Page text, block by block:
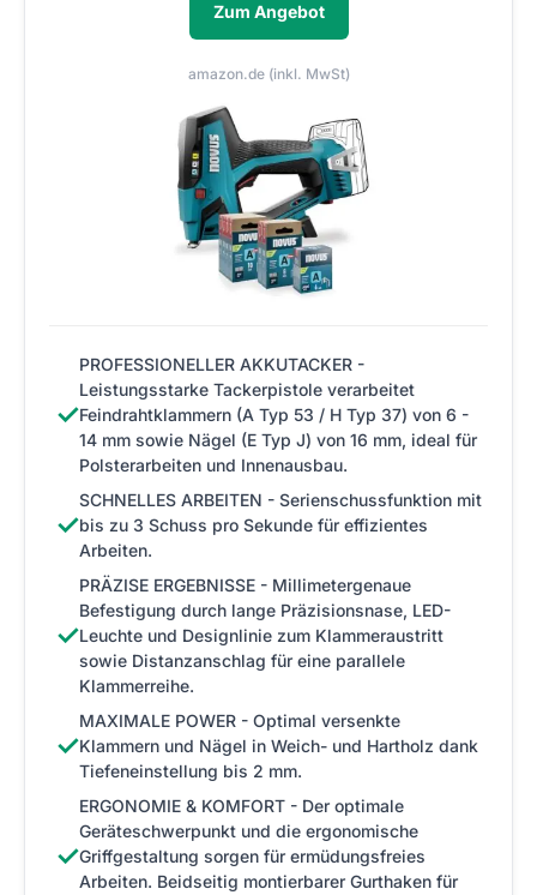
Zum Angebot
amazon.de (inkl. MwSt)
✓
PROFESSIONELLER AKKUTACKER -
Leistungsstarke Tackerpistole verarbeitet
Feindrahtklammern (A Typ 53 / H Typ 37) von 6 -
14 mm sowie Nägel (E Typ J) von 16 mm, ideal für
Polsterarbeiten und Innenausbau.
✓
SCHNELLES ARBEITEN - Serienschussfunktion mit
bis zu 3 Schuss pro Sekunde für effizientes
Arbeiten.
✓
PRÄZISE ERGEBNISSE - Millimetergenaue
Befestigung durch lange Präzisionsnase, LED-
Leuchte und Designlinie zum Klammeraustritt
sowie Distanzanschlag für eine parallele
Klammerreihe.
✓
MAXIMALE POWER - Optimal versenkte
Klammern und Nägel in Weich- und Hartholz dank
Tiefeneinstellung bis 2 mm.
✓
ERGONOMIE & KOMFORT - Der optimale
Geräteschwerpunkt und die ergonomische
Griffgestaltung sorgen für ermüdungsfreies
Arbeiten. Beidseitig montierbarer Gurthaken für